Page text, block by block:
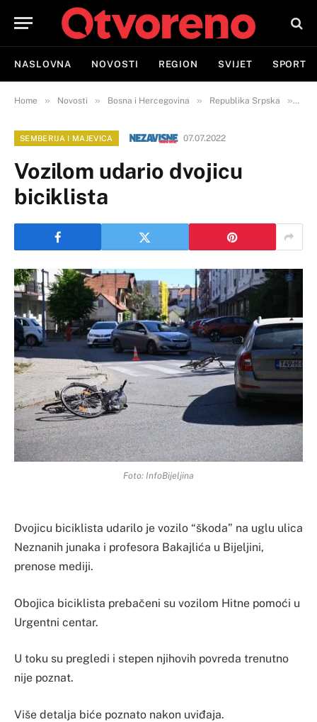
NASLOVNA NOVOSTI REGION SVIJET SPORT
Home » Novosti » Bosna i Hercegovina » Republika Srpska »
SEMBERIJA I MAJEVICA 07.07.2022
Vozilom udario dvojicu
biciklista
Foto: InfoBijeljina
Dvojicu biciklista udarilo je vozilo “škoda” na uglu ulica
Neznanih junaka i profesora Bakajlića u Bijeljini,
prenose mediji.
Obojica biciklista prebačeni su vozilom Hitne pomoći u
Urgentni centar.
U toku su pregledi i stepen njihovih povreda trenutno
nije poznat.
Više detalja biće poznato nakon uviđaja.